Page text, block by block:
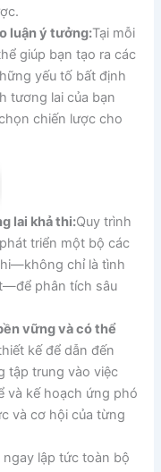
luận ý tưởng:Tại mỗi
giúp bạn tạo ra các
yếu tố bất định
tương lai của bạn
chiến lược cho
lai khả thi:Quy trình
triển một bộ các
chỉ là tình
phân tích sâu
vững và có thể
kế để dẫn đến
tập trung vào việc
và kế hoạch ứng phó
và cơ hội của từng
ngay lập tức toàn bộ